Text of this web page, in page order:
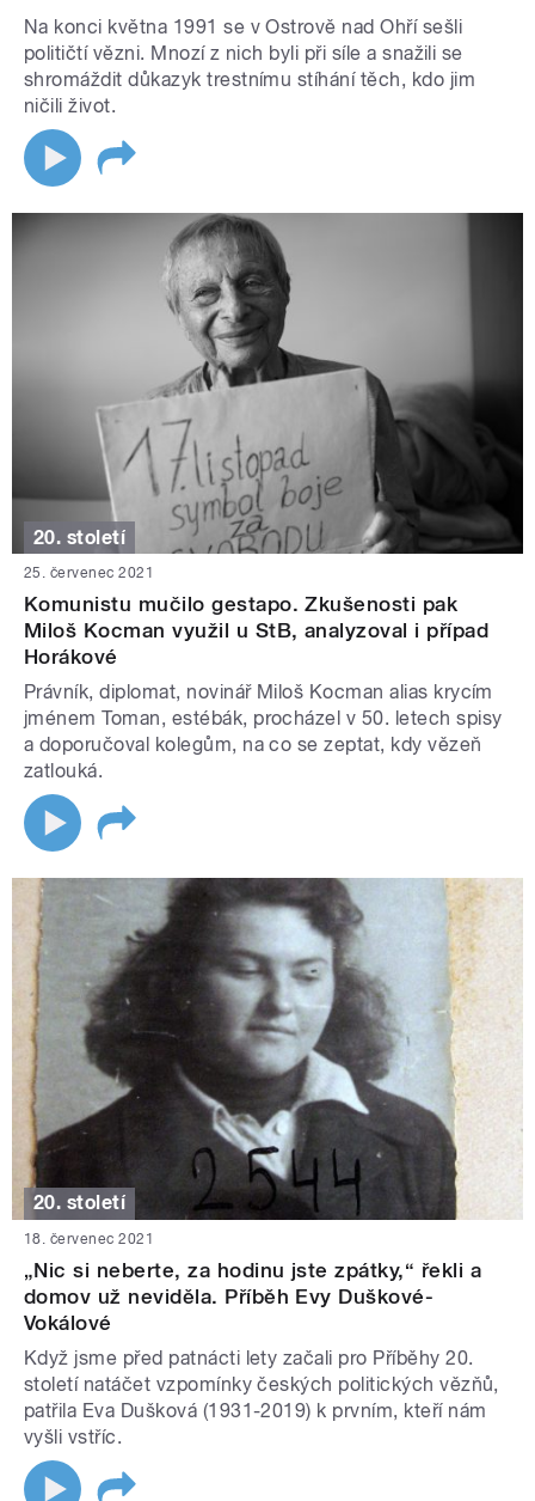
Na konci května 1991 se v Ostrově nad Ohří sešli
političtí vězni. Mnozí z nich byli při síle a snažili se
shromáždit důkazyk trestnímu stíhání těch, kdo jim
ničili život.
20. století
25. červenec 2021
Komunistu mučilo gestapo. Zkušenosti pak
Miloš Kocman využil u StB, analyzoval i případ
Horákové
Právník, diplomat, novinář Miloš Kocman alias krycím
jménem Toman, estébák, procházel v 50. letech spisy
a doporučoval kolegům, na co se zeptat, kdy vězeň
zatlouká.
20. století
18. červenec 2021
„Nic si neberte, za hodinu jste zpátky,“ řekli a
domov už neviděla. Příběh Evy Duškové-
Vokálové
Když jsme před patnácti lety začali pro Příběhy 20.
století natáčet vzpomínky českých politických vězňů,
patřila Eva Dušková (1931-2019) k prvním, kteří nám
vyšli vstříc.